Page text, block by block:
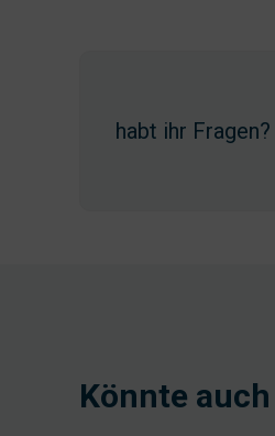
habt ihr
Könnte